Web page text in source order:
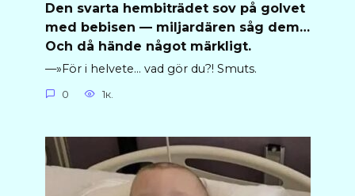
Den svarta hembiträdet sov på golvet
med bebisen — miljardären såg dem…
Och då hände något märkligt.
—»För i helvete… vad gör du?! Smuts.
0 1к.